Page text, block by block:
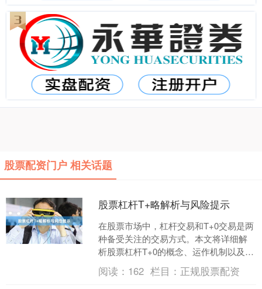
股票配资门户 相关话题
股票杠杆T+略解析与风险提示
在股票市场中，杠杆交易和T+0交易是两
种备受关注的交易方式。本文将详细解
析股票杠杆T+0的概念、运作机制以及相
关风险，帮助投资者更全面地理解这一
交易模式。 ##....
阅读： 162 栏目： 正规股票配资